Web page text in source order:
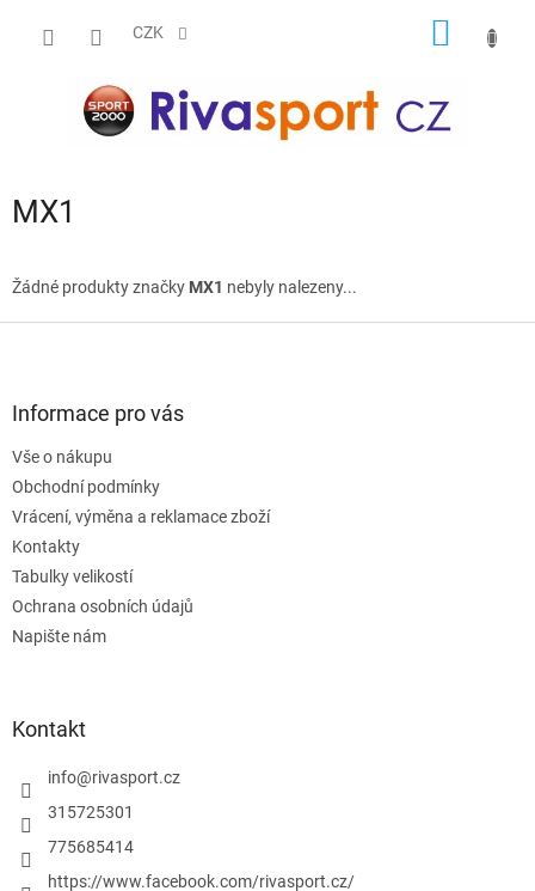
CZK
MX1
Žádné produkty značky MX1 nebyly nalezeny...
Informace pro vás
Vše o nákupu
Obchodní podmínky
Vrácení, výměna a reklamace zboží
Kontakty
Tabulky velikostí
Ochrana osobních údajů
Napište nám
Kontakt
info@rivasport.cz
315725301
775685414
https://www.facebook.com/rivasport.cz/